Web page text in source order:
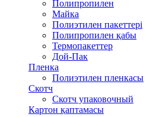
Полипропилен
Майка
Полиэтилен пакеттері
Полипропилен қабы
Термопакеттер
Дой-Пак
Пленка
Полиэтилен пленкасы
Скотч
Скотч упаковочный
Картон қаптамасы